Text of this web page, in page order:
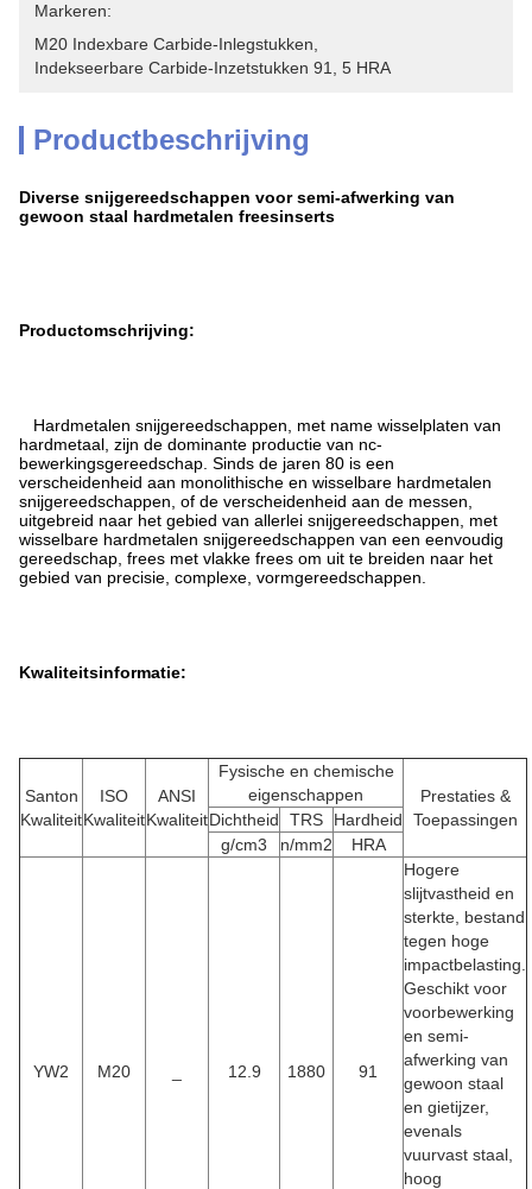
Markeren:
M20 Indexbare Carbide-Inlegstukken
Indekseerbare Carbide-Inzetstukken 91
5 HRA
Productbeschrijving
Diverse snijgereedschappen voor semi-afwerking van
gewoon staal hardmetalen freesinserts
Productomschrijving:
Hardmetalen snijgereedschappen, met name wisselplaten van
hardmetaal, zijn de dominante productie van nc-
bewerkingsgereedschap. Sinds de jaren 80 is een
verscheidenheid aan monolithische en wisselbare hardmetalen
snijgereedschappen, of de verscheidenheid aan de messen,
uitgebreid naar het gebied van allerlei snijgereedschappen, met
wisselbare hardmetalen snijgereedschappen van een eenvoudig
gereedschap, frees met vlakke frees om uit te breiden naar het
gebied van precisie, complexe, vormgereedschappen.
Kwaliteitsinformatie:
Santon
Kwaliteit
ISO
Kwaliteit
ANSI
Kwaliteit
Fysische en chemische
eigenschappen
Prestaties &
Toepassingen
Dichtheid TRS
Hardheid
g/cm3
n/mm2 HRA
YW2 M20 12.9 1880 91
Hogere
slijtvastheid en
sterkte, bestand
tegen hoge
impactbelasting.
Geschikt voor
voorbewerking
en semi-
afwerking van
gewoon staal
en gietijzer,
evenals
vuurvast staal,
hoog